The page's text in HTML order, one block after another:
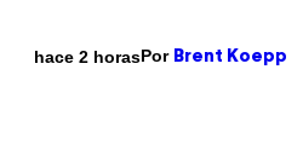
hace 2 horasPor Brent Koepp